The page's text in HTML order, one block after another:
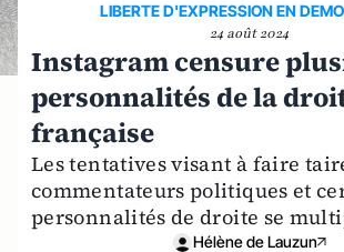
LIBERTE D'EXPRESSION EN
24 août 2024
Instagram censure
personnalités de la
française
Les tentatives visant à faire
commentateurs politiques et
personnalités de droite se
Hélène de Lauzun